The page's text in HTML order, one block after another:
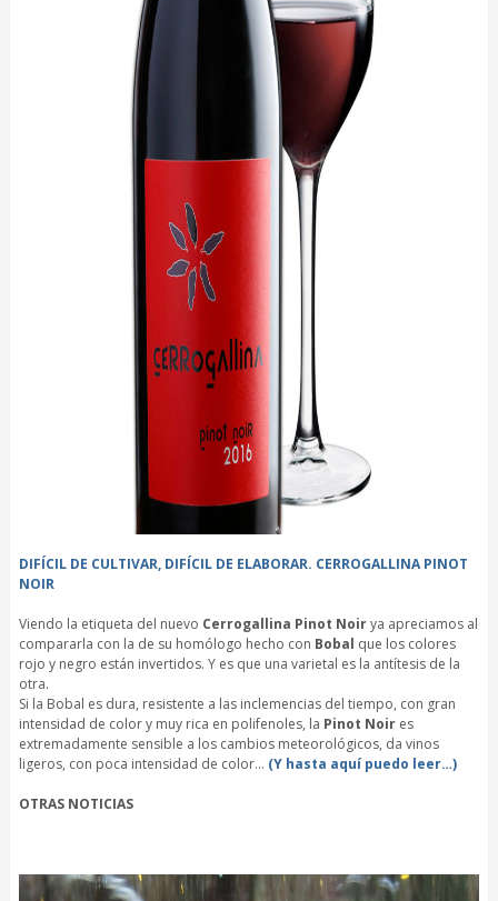
DIFÍCIL DE CULTIVAR, DIFÍCIL DE ELABORAR. CERROGALLINA PINOT
NOIR
Viendo la etiqueta del nuevo Cerrogallina Pinot Noirya apreciamos al
compararla con la de su homólogo hecho con Bobal que los colores
rojo y negro están invertidos. Y es que una varietal es la antítesis de la
otra.
Si la Bobal es dura, resistente a las inclemencias del tiempo, con gran
intensidad de color y muy rica en polifenoles, la Pinot Noires
extremadamente sensible a los cambios meteorológicos, da vinos
ligeros, con poca intensidad de color… (Y hasta aquí puedo leer…)
OTRAS NOTICIAS